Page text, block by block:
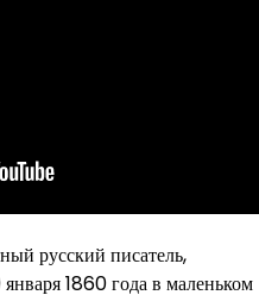
русский писатель,
1860 года в маленьком